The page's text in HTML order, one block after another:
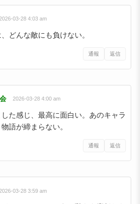
2026-03-28 4:03 am
どんな敵にも負けない。
通報 返信
2026-03-28 4:00 am
た感じ、最高に面白い。あのキャラ
語が締まらない。
通報 返信
2026-03-28 3:59 am